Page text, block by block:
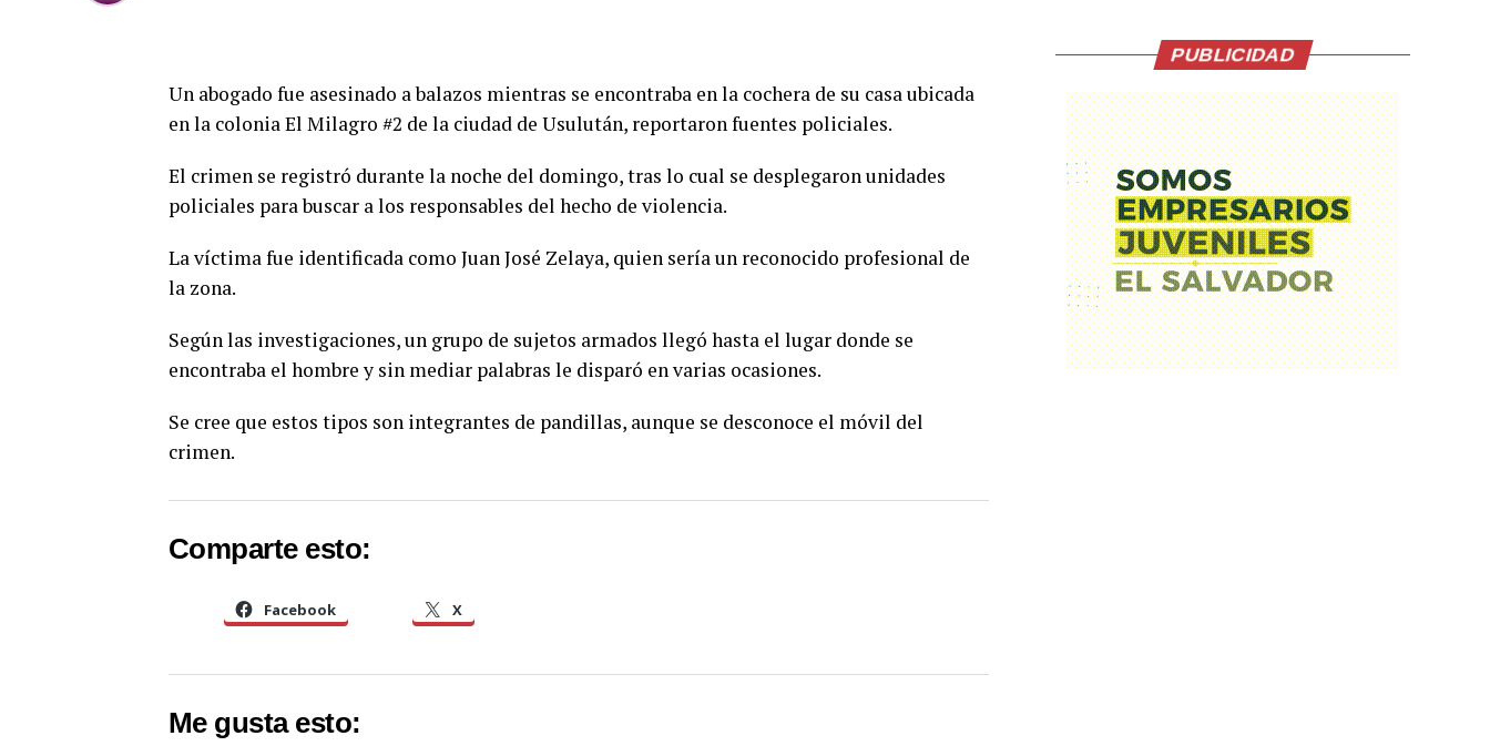
Un abogado fue asesinado a balazos mientras se encontraba en la cochera de su casa ubicada
en la colonia El Milagro #2 de la ciudad de Usulután, reportaron fuentes policiales.
El crimen se registró durante la noche del domingo, tras lo cual se desplegaron unidades
policiales para buscar a los responsables del hecho de violencia.
La víctima fue identificada como Juan José Zelaya, quien sería un reconocido profesional de
la zona.
Según las investigaciones, un grupo de sujetos armados llegó hasta el lugar donde se
encontraba el hombre y sin mediar palabras le disparó en varias ocasiones.
Se cree que estos tipos son integrantes de pandillas, aunque se desconoce el móvil del
crimen.
Comparte esto:
Facebook X
Me gusta esto:
PUBLICIDAD